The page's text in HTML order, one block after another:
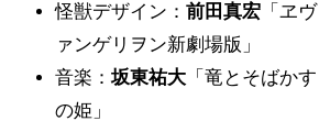
怪獣デザイン：前田真宏 「ヱヴ
ァンゲリヲン新劇場版」
音楽：坂東祐大 「竜とそばかす
の姫」